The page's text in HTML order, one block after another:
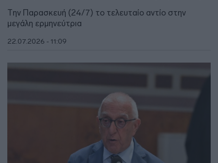
Την Παρασκευή (24/7) το τελευταίο αντίο στην
μεγάλη ερμηνεύτρια
22.07.2026 - 11:09